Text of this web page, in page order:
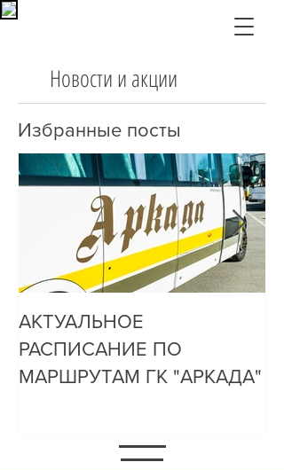
Новости и акции
Избранные посты
АКТУАЛЬНОЕ
РАСПИСАНИЕ ПО
МАРШРУТАМ ГК "АРКАДА"